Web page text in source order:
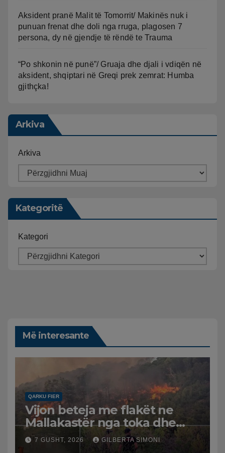
Aksident pranë Malit të Tomorrit/ Makinës nuk i
punuan frenat dhe doli nga rruga, plagosen 7
persona, dy në gjendje të rëndë te Trauma
“Po shkonin në punë”/ Gruaja dhe djali i vdiqën në
aksident, shqiptari në Greqi prek zemrat: Humba
gjithçka!
Arkiva
Arkiva
Kategoritë
Kategori
Më interesante
QARKU FIER
Vijon beteja me flakët ne
Mallakastër nga toka dhe
nga ajri me dy helikopterë.
7 GUSHT, 2026 GILBERTA SIMONI